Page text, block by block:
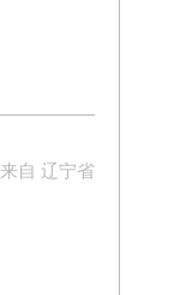
来自 辽宁省